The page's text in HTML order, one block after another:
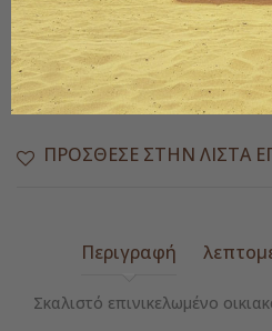
ΑΓΟΡΆ
Εξαντλημένο
ΠΡΌΣΘΕΣΕ ΣΤΗΝ ΛΊΣΤΑ
Περιγραφή
Σκαλιστό επινικελωμένο